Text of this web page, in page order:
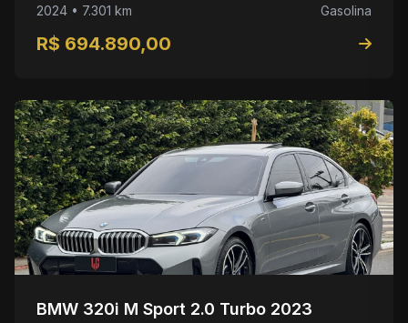
2024 • 7.301 km Gasolina
R$ 694.890,00
BMW 320i M Sport 2.0 Turbo 2023